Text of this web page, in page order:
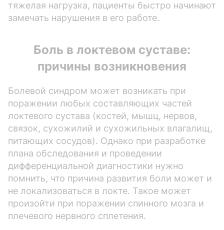
тяжелая нагрузка, пациенты быстро начинают
замечать нарушения в его работе.
Боль в локтевом суставе:
причины возникновения
Болевой синдром может возникать при
поражении любых составляющих частей
локтевого сустава (костей, мышц, нервов,
связок, сухожилий и сухожильных влагалищ,
питающих сосудов). Однако при разработке
плана обследования и проведении
дифференциальной диагностики нужно
помнить, что причина развития боли может и
не локализоваться в локте. Такое может
произойти при поражении спинного мозга и
плечевого нервного сплетения.